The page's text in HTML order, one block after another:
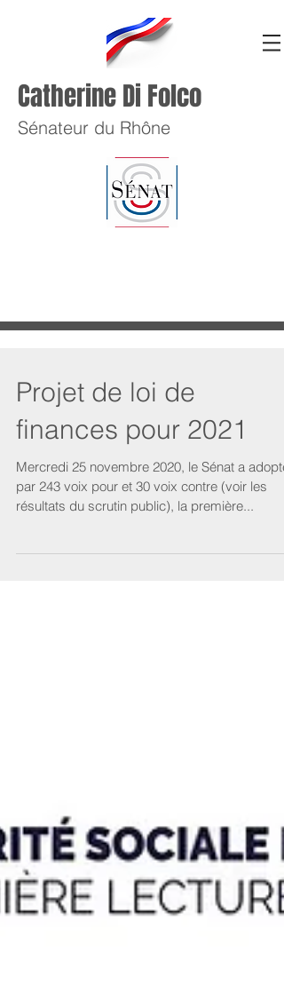
Catherine Di Folco
Sénateur du Rhône
Projet de loi de
finances pour 2021
Mercredi 25 novembre 2020, le Sénat a adopté,
par 243 voix pour et 30 voix contre (voir les
résultats du scrutin public), la première...